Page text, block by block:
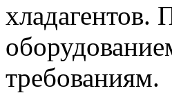
хладагентов.
требованиям.